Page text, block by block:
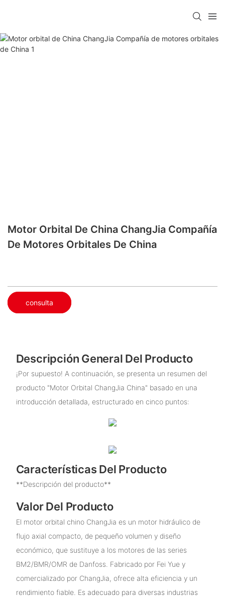
Motor Orbital De China ChangJia Compañía
De Motores Orbitales De China
consulta
Descripción General Del Producto
¡Por supuesto! A continuación, se presenta un resumen del
producto "Motor Orbital ChangJia China" basado en una
introducción detallada, estructurado en cinco puntos:
Características Del Producto
**Descripción del producto**
Valor Del Producto
El motor orbital chino ChangJia es un motor hidráulico de
flujo axial compacto, de pequeño volumen y diseño
económico, que sustituye a los motores de las series
BM2/BMR/OMR de Danfoss. Fabricado por Fei Yue y
comercializado por ChangJia, ofrece alta eficiencia y un
rendimiento fiable. Es adecuado para diversas industrias